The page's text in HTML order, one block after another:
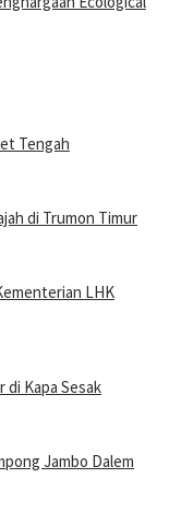
Tengah
di Trumon Timur
LHK
di Kapa Sesak
Jambo Dalem